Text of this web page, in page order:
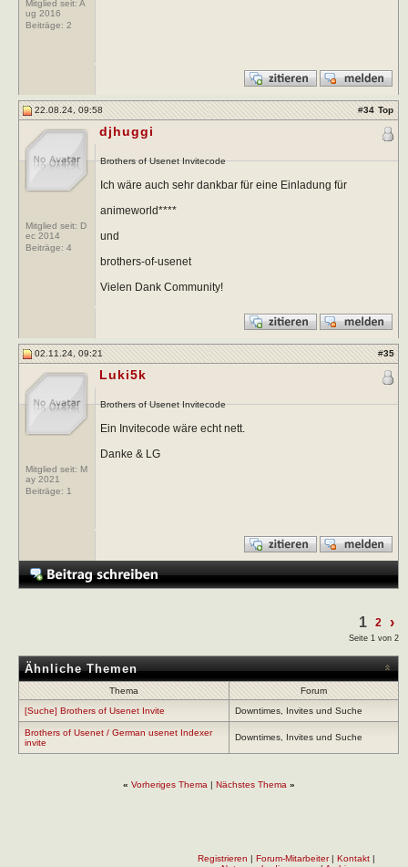
Mitglied seit: A
ug 2016
Beiträge: 2
22.08.24, 09:58 #34 Top
Mitglied seit: D
ec 2014
Beiträge: 4
djhuggi
Brothers of Usenet Invitecode
Ich wäre auch sehr dankbar für eine Einladung für
animeworld****
und
brothers-of-usenet
Vielen Dank Community!
02.11.24, 09:21 #35
Mitglied seit: M
ay 2021
Beiträge: 1
Luki5k
Brothers of Usenet Invitecode
Ein Invitecode wäre echt nett.
Danke & LG
1 2 ›
Seite 1 von 2
Ähnliche Themen
Thema
Forum
[Suche] Brothers of Usenet Invite
Downtimes, Invites und Suche
Brothers of Usenet / German usenet Indexer
invite
Downtimes, Invites und Suche
« Vorheriges Thema | Nächstes Thema »
Registrieren | Forum-Mitarbeiter| Kontakt|